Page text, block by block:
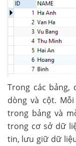
Trong các
dòng và cột.
trong bảng và
trong cơ sở dữ
tin, lưu giữ dữ